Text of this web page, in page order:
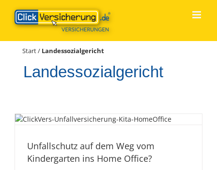
Inhalt
springen
Start/ Landessozialgericht
Landessozialgericht
Unfallschutz auf dem Weg
Office?
Unfallschutz auf dem Weg vom
Kindergarten ins Home Office?